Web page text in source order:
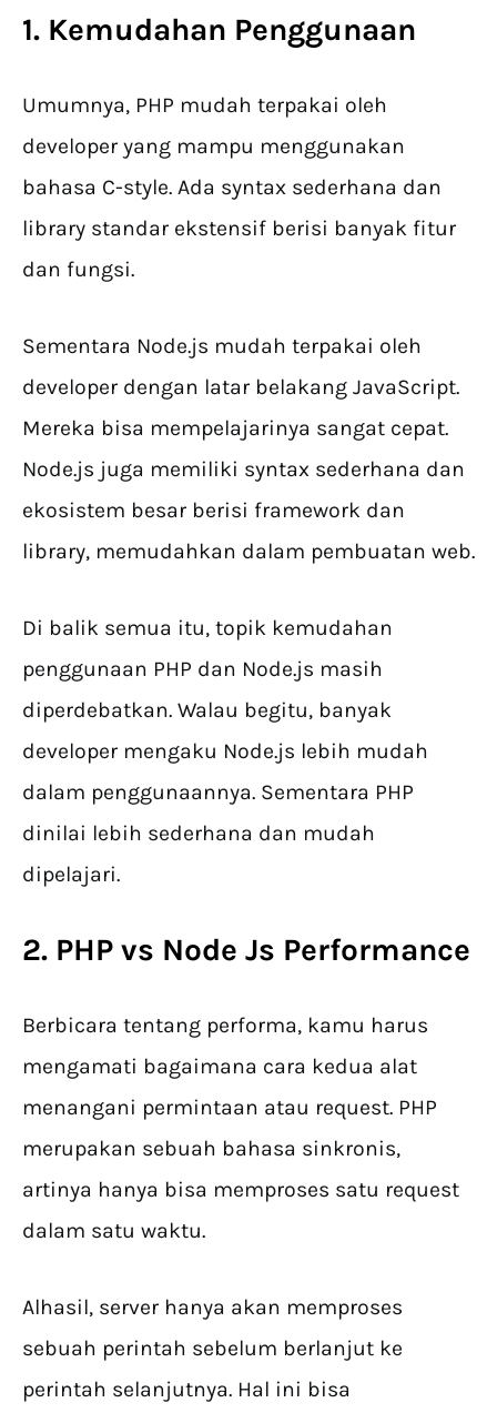
1. Kemudahan Penggunaan
Umumnya, PHP mudah terpakai oleh
developer yang mampu menggunakan
bahasa C-style. Ada syntax sederhana dan
library standar ekstensif berisi banyak fitur
dan fungsi.
Sementara Node.js mudah terpakai oleh
developer dengan latar belakang JavaScript.
Mereka bisa mempelajarinya sangat cepat.
Node.js juga memiliki syntax sederhana dan
ekosistem besar berisi framework dan
library, memudahkan dalam pembuatan web.
Di balik semua itu, topik kemudahan
penggunaan PHP dan Node.js masih
diperdebatkan. Walau begitu, banyak
developer mengaku Node.js lebih mudah
dalam penggunaannya. Sementara PHP
dinilai lebih sederhana dan mudah
dipelajari.
2. PHP vs Node Js Performance
Berbicara tentang performa, kamu harus
mengamati bagaimana cara kedua alat
menangani permintaan atau request. PHP
merupakan sebuah bahasa sinkronis,
artinya hanya bisa memproses satu request
dalam satu waktu.
Alhasil, server hanya akan memproses
sebuah perintah sebelum berlanjut ke
perintah selanjutnya. Hal ini bisa